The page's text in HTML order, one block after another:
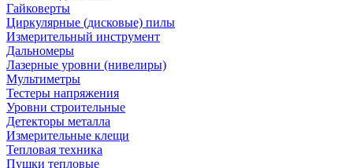
Гайковерты
Циркулярные (дисковые) пилы
Измерительный инструмент
Дальномеры
Лазерные уровни (нивелиры)
Мультиметры
Тестеры напряжения
Уровни строительные
Детекторы металла
Измерительные клещи
Тепловая техника
Пушки тепловые